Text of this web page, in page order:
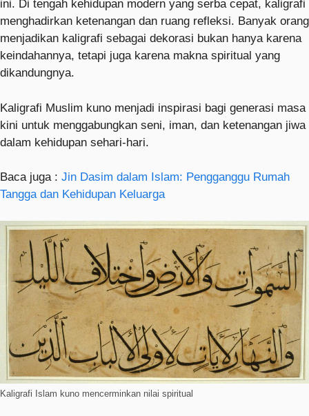
ini. Di tengah kehidupan modern yang serba cepat, kaligrafi
menghadirkan ketenangan dan ruang refleksi. Banyak orang
menjadikan kaligrafi sebagai dekorasi bukan hanya karena
keindahannya, tetapi juga karena makna spiritual yang
dikandungnya.
Kaligrafi Muslim kuno menjadi inspirasi bagi generasi masa
kini untuk menggabungkan seni, iman, dan ketenangan jiwa
dalam kehidupan sehari-hari.
Baca juga : Jin Dasim dalam Islam: Pengganggu Rumah
Tangga dan Kehidupan Keluarga
Kaligrafi Islam kuno mencerminkan nilai spiritual